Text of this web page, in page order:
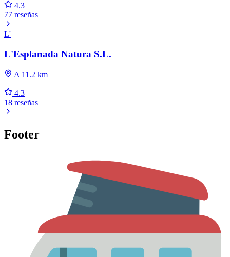
4.3
77 reseñas
L'
L'Esplanada Natura S.L.
A 11.2 km
4.3
18 reseñas
Footer